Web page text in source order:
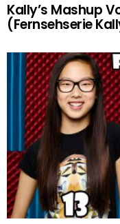
Kally’s Mashup
(Fernsehserie